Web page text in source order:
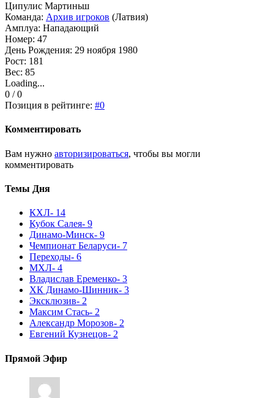
Ципулис Мартиньш
Команда: Архив игроков (Латвия)
Амплуа: Нападающий
Номер: 47
День Рождения: 29 ноября 1980
Рост: 181
Вес: 85
Loading...
0 / 0
Позиция в рейтинге: #0
Комментировать
Вам нужно авторизироваться, чтобы вы могли
комментировать
Темы Дня
КХЛ- 14
Кубок Салея- 9
Динамо-Минск- 9
Чемпионат Беларуси- 7
Переходы- 6
МХЛ- 4
Владислав Еременко- 3
ХК Динамо-Шинник- 3
Эксклюзив- 2
Максим Стась- 2
Александр Морозов- 2
Евгений Кузнецов- 2
Прямой Эфир